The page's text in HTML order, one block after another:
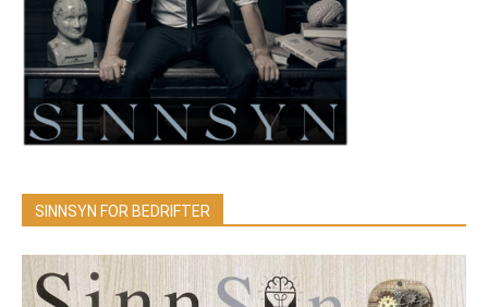
SINNSYN FOR BEDRIFTER